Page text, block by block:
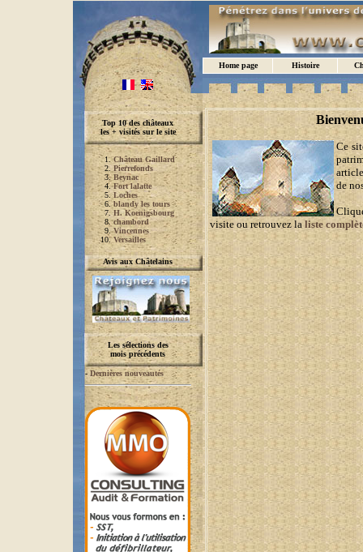
Home page Histoire
Top 10 des châteaux
les + visités sur le site
Château Gaillard
Pierrefonds
Beynac
Fort lalatte
Loches
blandy les tours
H. Koenigsbourg
chambord
Vincennes
Versailles
Avis aux Châtelains
Les sélections des
mois précédents
- Dernières nouveautés
Ce
de
visite ou retrouvez la liste